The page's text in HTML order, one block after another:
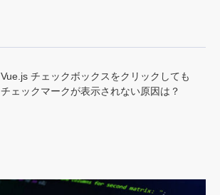
Vue.js チェックボックスをクリックしても
チェックマークが表示されない原因は？